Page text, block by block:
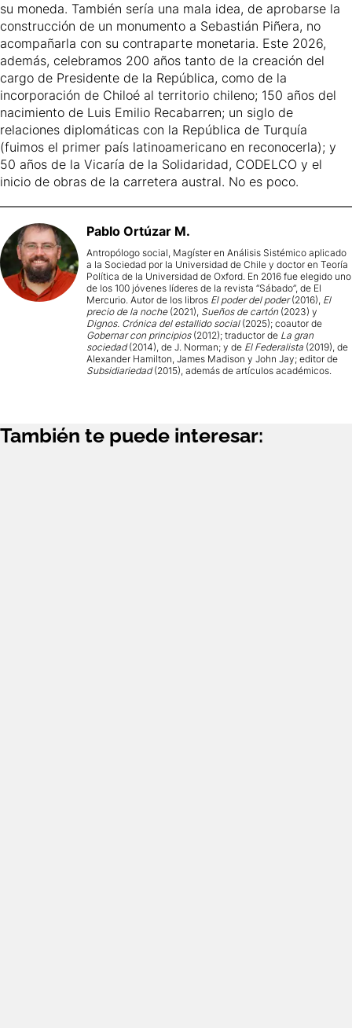
su moneda. También sería una mala idea, de aprobarse la
construcción de un monumento a Sebastián Piñera, no
acompañarla con su contraparte monetaria. Este 2026,
además, celebramos 200 años tanto de la creación del
cargo de Presidente de la República, como de la
incorporación de Chiloé al territorio chileno; 150 años del
nacimiento de Luis Emilio Recabarren; un siglo de
relaciones diplomáticas con la República de Turquía
(fuimos el primer país latinoamericano en reconocerla); y
50 años de la Vicaría de la Solidaridad, CODELCO y el
inicio de obras de la carretera austral. No es poco.
Pablo Ortúzar M.
Antropólogo social, Magíster en Análisis Sistémico aplicado
a la Sociedad por la Universidad de Chile y doctor en Teoría
Política de la Universidad de Oxford. En 2016 fue elegido uno
de los 100 jóvenes líderes de la revista “Sábado”, de El
Mercurio. Autor de los libros El poder del poder(2016), El
precio de la noche (2021), Sueños de cartón (2023) y
Dignos. Crónica del estallido social (2025); coautor de
Gobernar con principios(2012); traductor de La gran
sociedad(2014), de J. Norman; y de El Federalista (2019), de
Alexander Hamilton, James Madison y John Jay; editor de
Subsidiariedad(2015), además de artículos académicos.
También te puede interesar: